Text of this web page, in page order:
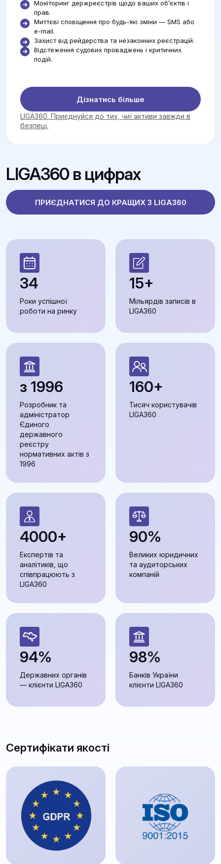
Моніторинг держреєстрів щодо ваших об’єктів і
прав.
Миттєві сповіщення про будь-які зміни — SMS або
e-mail.
Захист від рейдерства та незаконних реєстрацій.
Відстеження судових проваджень і критичних
подій.
Дізнатись більше
LIGA360. Приєднуйся до тих, чиї активи завжди в
безпеці.
LIGA360 в цифрах
ПРИЄДНАТИСЯ ДО КРАЩИХ З LIGA360
34
Роки успішної
роботи на ринку
15+
Мільярдів записів в
LIGA360
з 1996
Розробник та
адміністратор
Єдиного
державного
реєстру
нормативних актів з
1996
160+
Тисяч користувачів
LIGA360
4000+
Експертів та
аналітиків, що
співпрацюють з
LIGA360
90%
Великих юридичних
та аудиторських
компаній
94%
Державних органів
— клієнти LIGA360
98%
Банків України
клієнти LIGA360
Сертифікати якості